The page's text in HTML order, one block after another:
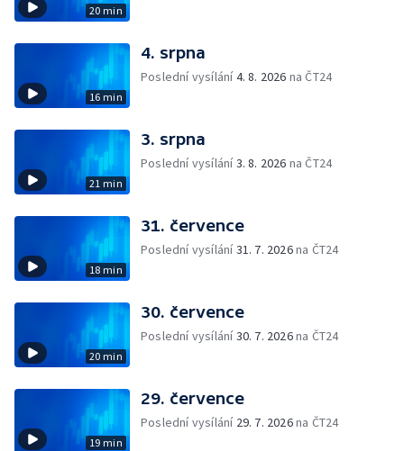
20 min
16 min
4. srpna
Poslední vysílání4. 8. 2026 na ČT24
21 min
3. srpna
Poslední vysílání3. 8. 2026 na ČT24
18 min
31. července
Poslední vysílání31. 7. 2026na ČT24
20 min
30. července
Poslední vysílání30. 7. 2026na ČT24
19 min
29. července
Poslední vysílání 29. 7. 2026na ČT24